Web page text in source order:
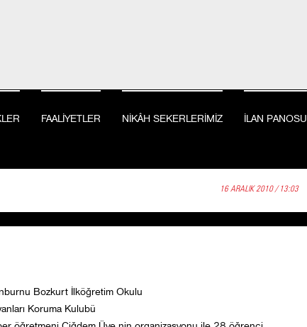
FAALİYETLER NİKÂH SEKERLERİMİZ İLAN PANOSU
16 ARALIK 2010 / 13:03
Bozkurt İlköğretim Okulu
Koruma Kulubü